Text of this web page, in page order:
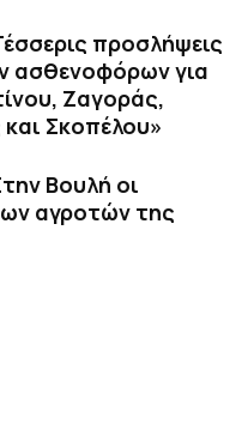
προσλήψεις
ασθενοφόρων για
Ζαγοράς,
Σκοπέλου»
Βουλή οι
αγροτών της